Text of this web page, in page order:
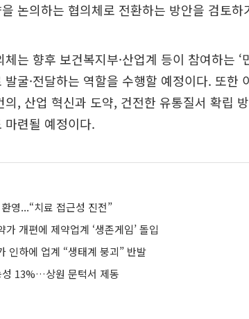
논의하는 협의체로 전환하는 방안을 검토하
는 향후 보건복지부·산업계 등이 참여하는 ‘
굴·전달하는 역할을 수행할 예정이다. 또한
, 산업 혁신과 도약, 건전한 유통질서 확립
마련될 예정이다.
영...“치료 접근성 진전”
개편에 제약업계 ‘생존게임’ 돌입
인하에 업계 “생태계 붕괴” 반발
13%…상원 문턱서 제동